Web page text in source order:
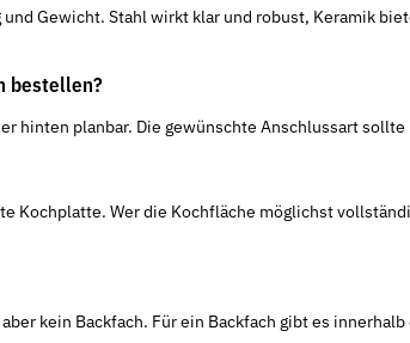
Gewicht. Stahl wirkt klar und robust, Keramik
bestellen?
hinten planbar. Die gewünschte Anschlussart
Kochplatte. Wer die Kochfläche möglichst
kein Backfach. Für ein Backfach gibt es